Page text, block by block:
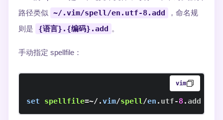
路径类似
~/.vim/spell/en.utf-8.add
，命名规
则是
{语言}.{编码}.add 。
手动指定 spellfile：
vim
set spellfile=~/ .vim/spell/en . utf-8 .add